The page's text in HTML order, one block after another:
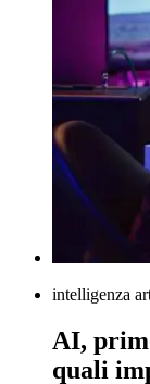
intelligenza
AI,
quali